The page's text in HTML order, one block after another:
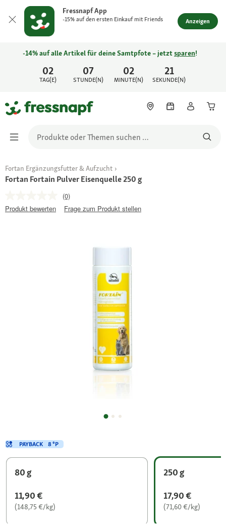
Fressnapf App
-15% auf den ersten Einkauf mit Friends Anzeigen
02
TAG(E)
07
STUNDE(N)
02
MINUTE(N)
21
SEKUNDE(N)
-14% auf alle Artikel für deine Samtpfote – jetztsparen!
Fortan Ergänzungsfutter & Aufzucht
Fortan Fortain Pulver Eisenquelle 250 g
(0)
Produkt bewerten
Frage zum Produkt stellen
80 g
11,90 €
(148,75 €/kg)
250 g
17,90 €
(71,60 €/kg)
PAYBACK 8 °P